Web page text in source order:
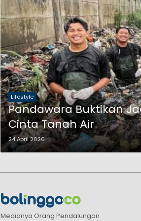
Lifestyle
Pandawara Buktikan
Cinta Tanah Air
24 April 2026
Medianya Orang Pendalungan